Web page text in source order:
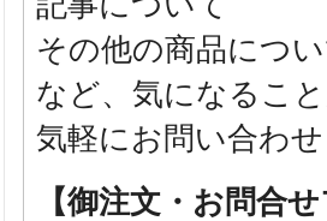
その他の商品につ
など、気になるこ
気軽にお問い合わ
【御注文・お問合